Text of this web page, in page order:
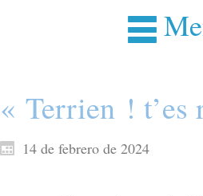
« Terrien !
14 de febrero de 2024